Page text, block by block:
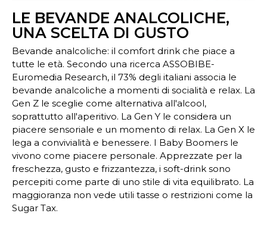
LE BEVANDE ANALCOLICHE,
UNA SCELTA DI GUSTO
Bevande analcoliche: il comfort drink che piace a
tutte le età. Secondo una ricerca ASSOBIBE-
Euromedia Research, il 73% degli italiani associa le
bevande analcoliche a momenti di socialità e relax. La
Gen Z le sceglie come alternativa all'alcool,
soprattutto all'aperitivo. La Gen Y le considera un
piacere sensoriale e un momento di relax. La Gen X le
lega a convivialità e benessere. I Baby Boomers le
vivono come piacere personale. Apprezzate per la
freschezza, gusto e frizzantezza, i soft-drink sono
percepiti come parte di uno stile di vita equilibrato. La
maggioranza non vede utili tasse o restrizioni come la
Sugar Tax.